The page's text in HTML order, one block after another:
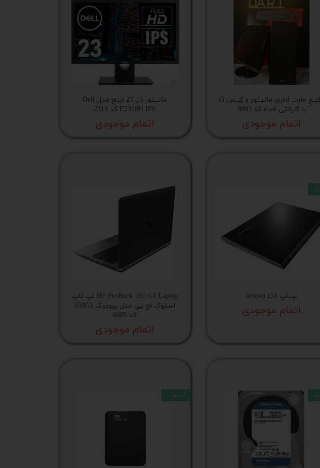
پکیج مارت اداری مانیتور و کیس i3
با گارانتی 6ماه کد 8003
اتمام موجودی
مانیتور دل 23 اینچ مدل Dell
E2318H IPS کد 2318
اتمام موجودی
لپتاپ lenovo z51
اتمام موجودی
HP ProBook 650 G1 Laptop لپ تاپ
استوک اچ پی مدل پروبوک 650G1
کد 6005
اتمام موجودی
استوک